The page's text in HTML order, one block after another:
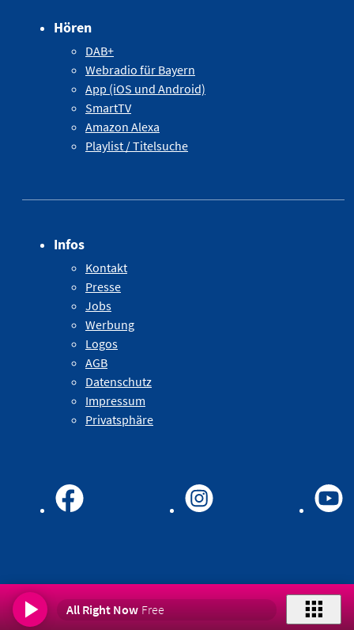
Hören
DAB+
Webradio für Bayern
App (iOS und Android)
SmartTV
Amazon Alexa
Playlist / Titelsuche
Infos
Kontakt
Presse
Jobs
Werbung
Logos
AGB
Datenschutz
Impressum
Privatsphäre
All Right Now Free